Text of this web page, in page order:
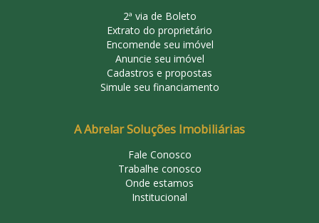
2ª via de Boleto
Extrato do proprietário
Encomende seu imóvel
Anuncie seu imóvel
Cadastros e propostas
Simule seu financiamento
A Abrelar Soluções Imobiliárias
Fale Conosco
Trabalhe conosco
Onde estamos
Institucional